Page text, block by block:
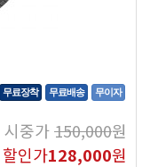
무료장착 무료배송 무이자
시중가150,000원
할인가128,000원